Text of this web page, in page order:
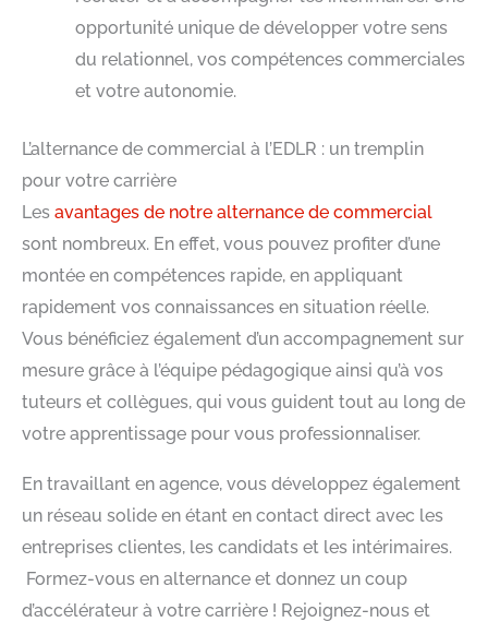
opportunité unique de développer votre sens
du relationnel, vos compétences commerciales
et votre autonomie.
L’alternance de commercial à l’EDLR : un tremplin
pour votre carrière
Les avantages de notre alternance de commercial
sont nombreux. En effet, vous pouvez profiter d’une
montée en compétences rapide, en appliquant
rapidement vos connaissances en situation réelle.
Vous bénéficiez également d’un accompagnement sur
mesure grâce à l’équipe pédagogique ainsi qu’à vos
tuteurs et collègues, qui vous guident tout au long de
votre apprentissage pour vous professionnaliser.
En travaillant en agence, vous développez également
un réseau solide en étant en contact direct avec les
entreprises clientes, les candidats et les intérimaires.
Formez-vous en alternance et donnez un coup
d’accélérateur à votre carrière ! Rejoignez-nous et